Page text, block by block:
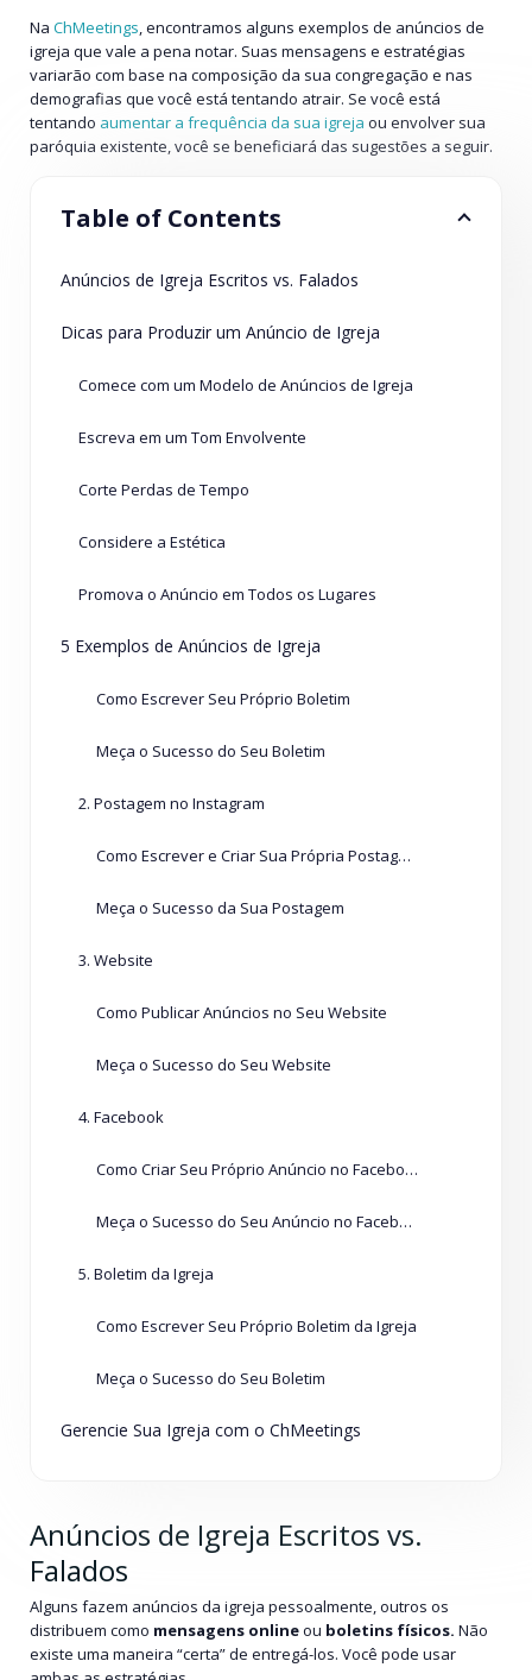
Na ChMeetings, encontramos alguns exemplos de anúncios de
igreja que vale a pena notar. Suas mensagens e estratégias
variarão com base na composição da sua congregação e nas
demografias que você está tentando atrair. Se você está
tentando aumentar a frequência da sua igreja ou envolver sua
paróquia existente, você se beneficiará das sugestões a seguir.
Table of Contents
Anúncios de Igreja Escritos vs. Falados
Dicas para Produzir um Anúncio de Igreja
Comece com um Modelo de Anúncios de Igreja
Escreva em um Tom Envolvente
Corte Perdas de Tempo
Considere a Estética
Promova o Anúncio em Todos os Lugares
5 Exemplos de Anúncios de Igreja
Como Escrever Seu Próprio Boletim
Meça o Sucesso do Seu Boletim
2. Postagem no Instagram
Como Escrever e Criar Sua Própria Postagem no Instagram
Meça o Sucesso da Sua Postagem
3. Website
Como Publicar Anúncios no Seu Website
Meça o Sucesso do Seu Website
4. Facebook
Como Criar Seu Próprio Anúncio no Facebook
Meça o Sucesso do Seu Anúncio no Facebook
5. Boletim da Igreja
Como Escrever Seu Próprio Boletim da Igreja
Meça o Sucesso do Seu Boletim
Gerencie Sua Igreja com o ChMeetings
Anúncios de Igreja Escritos vs.
Falados
Alguns fazem anúncios da igreja pessoalmente, outros os
distribuem como mensagens onlineou boletins físicos. Não
existe uma maneira “certa” de entregá-los. Você pode usar